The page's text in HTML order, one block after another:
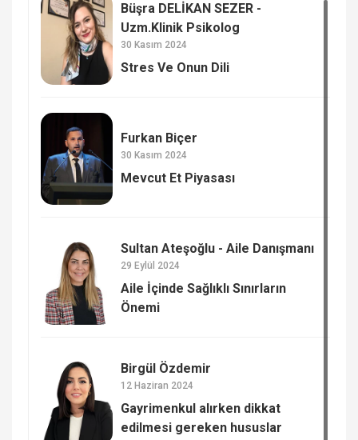
Büşra DELİKAN SEZER -
Uzm.Klinik Psikolog
30 Kasım 2024
Stres Ve Onun Dili
Furkan Biçer
30 Kasım 2024
Mevcut Et Piyasası
Sultan Ateşoğlu - Aile Danışmanı
29 Eylül 2024
Aile İçinde Sağlıklı Sınırların
Önemi
Birgül Özdemir
12 Haziran 2024
Gayrimenkul alırken dikkat
edilmesi gereken hususlar